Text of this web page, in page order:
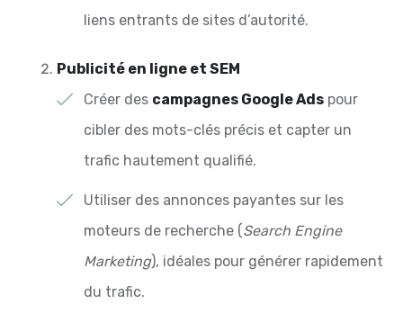
liens entrants de sites d’autorité.
Publicité en ligne et SEM
Créer des campagnes Google Ads pour
cibler des mots-clés précis et capter un
trafic hautement qualifié.
Utiliser des annonces payantes sur les
moteurs de recherche ( Search Engine
Marketing), idéales pour générer rapidement
du trafic.